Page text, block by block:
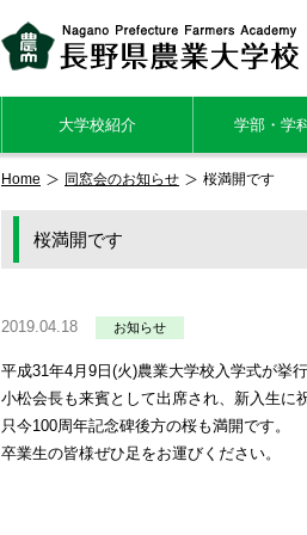
大学校紹介 学部・学
Home 同窓会のお知らせ 桜満開です
桜満開です
2019.04.18 お知らせ
平成31年4月9日(火)農業大学校入学式が挙
小松会長も来賓として出席され、新入生に
只今100周年記念碑後方の桜も満開です。
卒業生の皆様ぜひ足をお運びください。